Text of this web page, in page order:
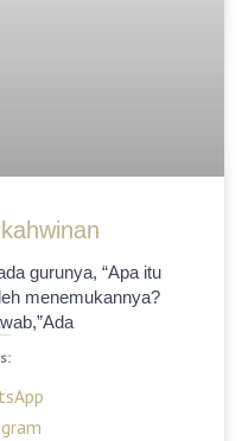
gurunya, “Apa itu
menemukannya?